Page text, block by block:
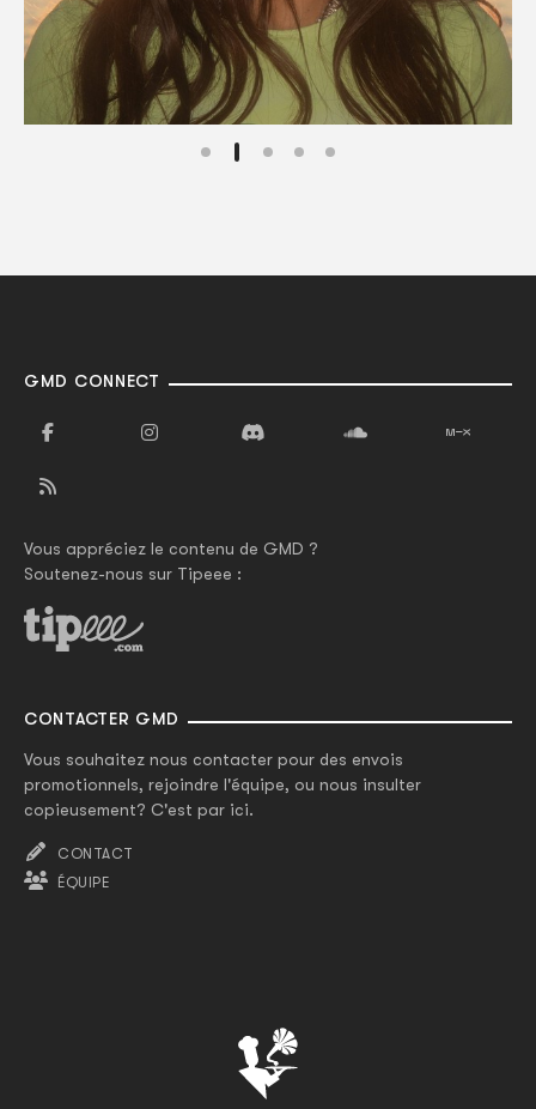
GMD CONNECT
Vous appréciez le contenu de GMD ?
Soutenez-nous sur Tipeee :
CONTACTER GMD
Vous souhaitez nous contacter pour des envois
promotionnels, rejoindre l'équipe, ou nous insulter
copieusement? C'est par ici.
CONTACT
ÉQUIPE